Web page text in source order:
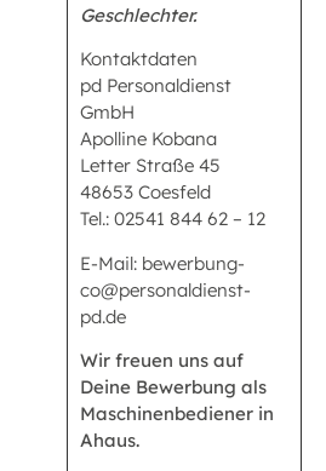
Geschlechter.
Kontaktdaten
pd Personaldienst
GmbH
Apolline Kobana
Letter Straße 45
48653 Coesfeld
Tel.: 02541 844 62 – 12
E-Mail: bewerbung-
co@personaldienst-
pd.de
Wir freuen uns auf
Deine Bewerbung als
Maschinenbediener in
Ahaus.